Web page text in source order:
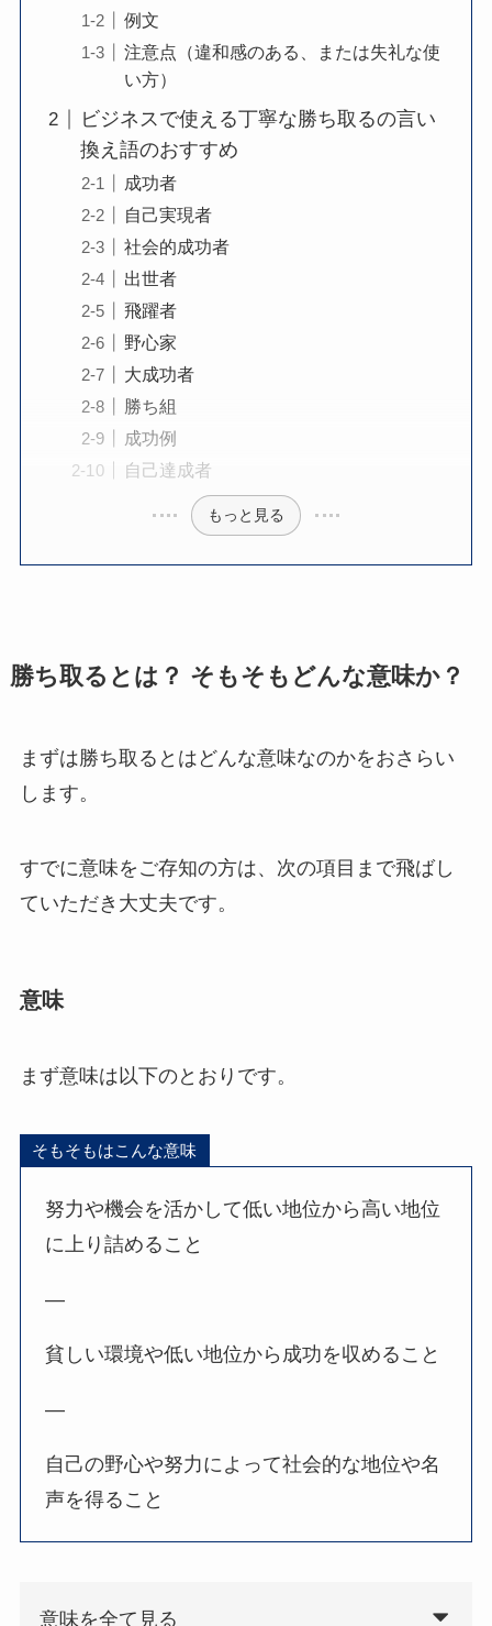
例文
注意点（違和感のある、または失礼な使
い方）
ビジネスで使える丁寧な勝ち取るの言い
換え語のおすすめ
成功者
自己実現者
社会的成功者
出世者
飛躍者
野心家
大成功者
勝ち組
成功例
自己達成者
もっと見る
勝ち取るとは？ そもそもどんな意味か？
まずは勝ち取るとはどんな意味なのかをおさらい
します。
すでに意味をご存知の方は、次の項目まで飛ばし
ていただき大丈夫です。
意味
まず意味は以下のとおりです。
そもそもはこんな意味
努力や機会を活かして低い地位から高い地位
に上り詰めること
—
貧しい環境や低い地位から成功を収めること
—
自己の野心や努力によって社会的な地位や名
声を得ること
意味を全て見る